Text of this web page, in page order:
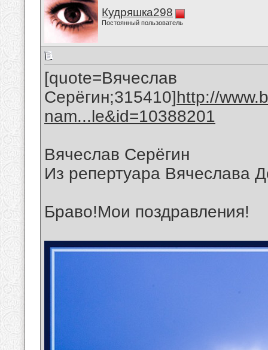
Кудряшка298
Постоянный пользователь
[quote=Вячеслав
Серёгин;315410]http://
nam...le&id=10388201
Вячеслав Серёгин
Из репертуара Вячеслава
Браво!Мои поздравления!